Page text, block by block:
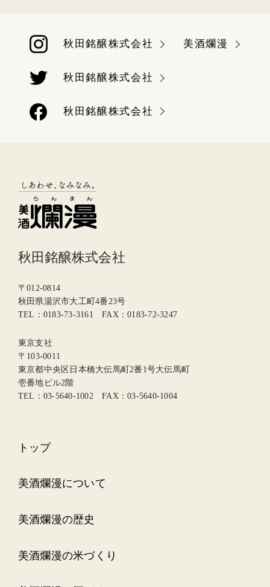
秋田銘醸株式会社 美酒爛漫
秋田銘醸株式会社
秋田銘醸株式会社
秋田銘醸株式会社
〒012-0814
秋田県湯沢市大工町4番23号
TEL：0183-73-3161 FAX：0183-72-3247
東京支社
〒103-0011
東京都中央区日本橋大伝馬町2番1号大伝馬町
壱番地ビル2階
TEL：03-5640-1002 FAX：03-5640-1004
トップ
美酒爛漫について
美酒爛漫の歴史
美酒爛漫の米づくり